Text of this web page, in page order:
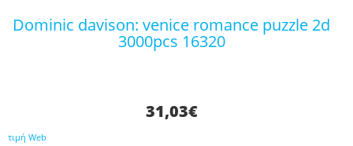
dominic davison: venice romance puzzle 2d
3000pcs 16320
31,03€
τιμή Web